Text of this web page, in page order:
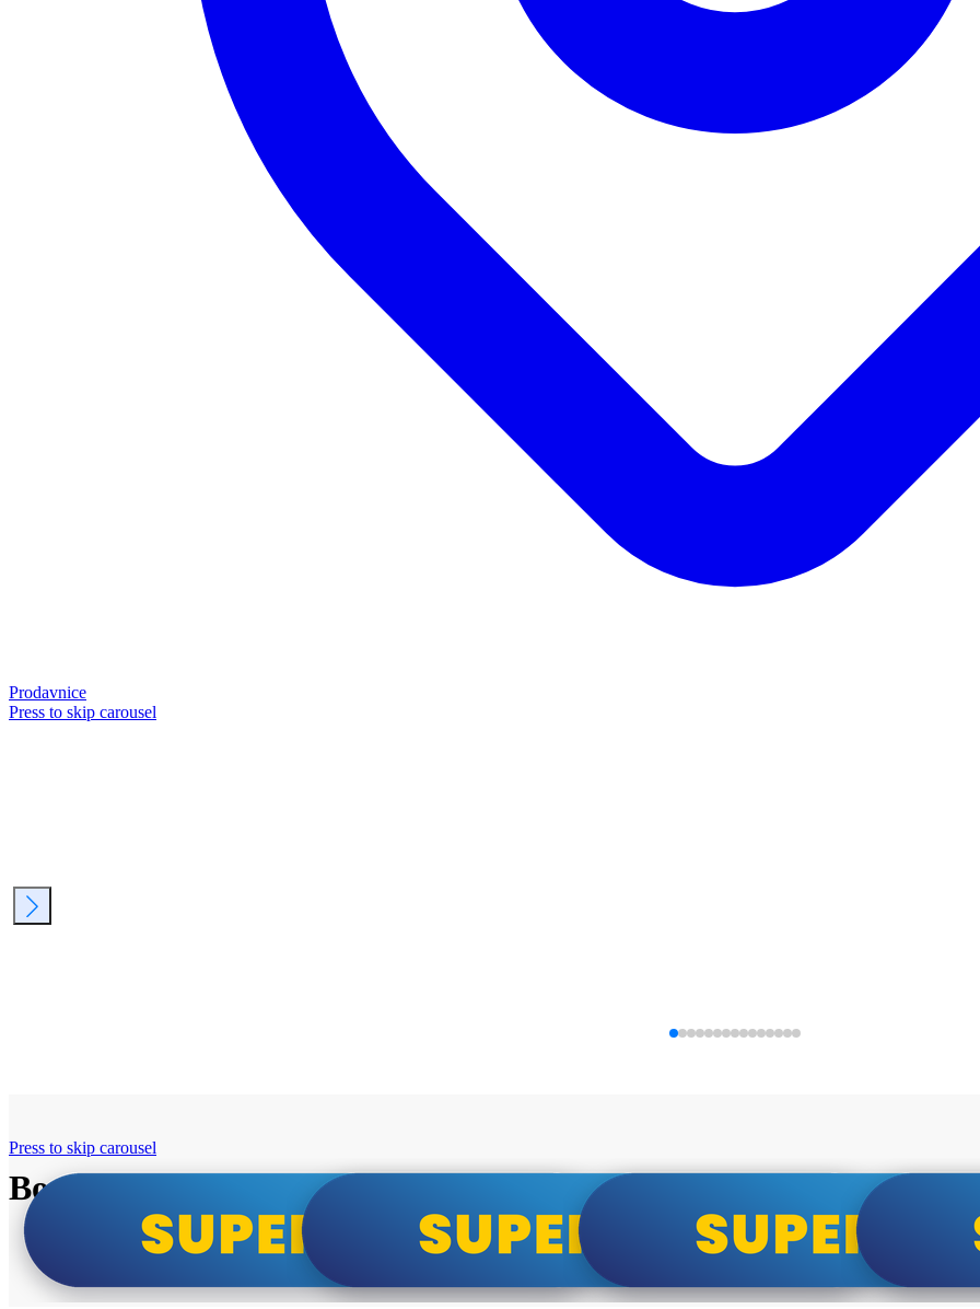
Prodavnice
Press to skip carousel
Bosch super cene
Press to skip carousel